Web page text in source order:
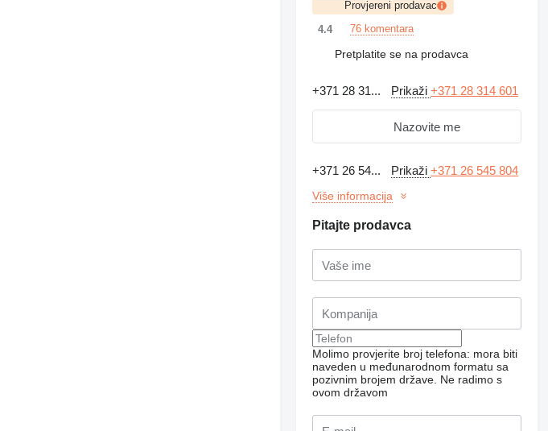
Provjereni prodavac
4.4
76 komentara
Pretplatite se na prodavca
+371 28 31... Prikaži+371 28 314 601
Nazovite me
+371 26 54... Prikaži+371 26 545 804
Više informacija
Pitajte prodavca
Molimo provjerite broj telefona: mora biti
naveden u međunarodnom formatu sa
pozivnim brojem države. Ne radimo s
ovom državom